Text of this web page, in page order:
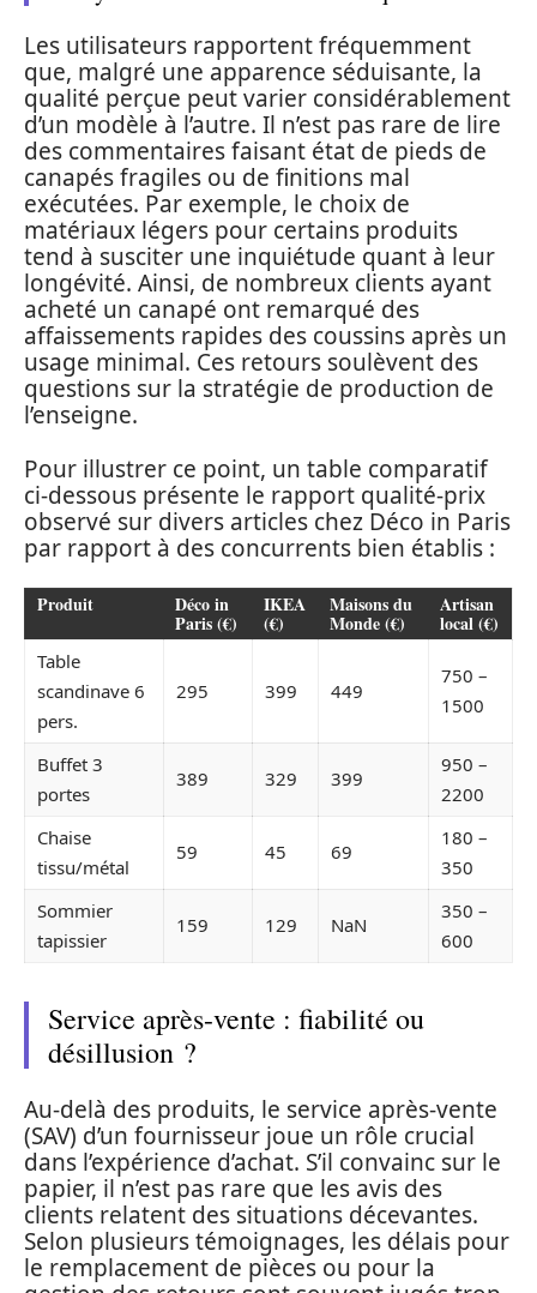
Les utilisateurs rapportent fréquemment
que, malgré une apparence séduisante, la
qualité perçue peut varier considérablement
d’un modèle à l’autre. Il n’est pas rare de lire
des commentaires faisant état de pieds de
canapés fragiles ou de finitions mal
exécutées. Par exemple, le choix de
matériaux légers pour certains produits
tend à susciter une inquiétude quant à leur
longévité. Ainsi, de nombreux clients ayant
acheté un canapé ont remarqué des
affaissements rapides des coussins après un
usage minimal. Ces retours soulèvent des
questions sur la stratégie de production de
l’enseigne.
Pour illustrer ce point, un table comparatif
ci-dessous présente le rapport qualité-prix
observé sur divers articles chez Déco in Paris
par rapport à des concurrents bien établis :
Produit Déco in
Paris (€)
IKEA
(€)
Maisons du
Monde (€)
Artisan
local (€)
Table
scandinave 6
pers.
295 399 449
750 –
1500
Buffet 3
portes
389 329 399
950 –
2200
Chaise
tissu/métal
59 45 69
180 –
350
Sommier
tapissier
159 129 NaN
350 –
600
Service après-vente : fiabilité ou
désillusion ?
Au-delà des produits, le service après-vente
(SAV) d’un fournisseur joue un rôle crucial
dans l’expérience d’achat. S’il convainc sur le
papier, il n’est pas rare que les avis des
clients relatent des situations décevantes.
Selon plusieurs témoignages, les délais pour
le remplacement de pièces ou pour la